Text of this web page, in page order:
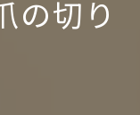
の切り